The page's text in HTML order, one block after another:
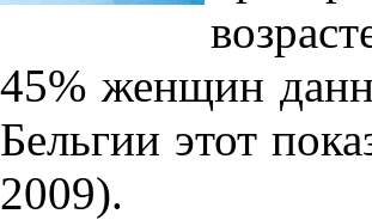
45% женщин
Бельгии этот
2009).